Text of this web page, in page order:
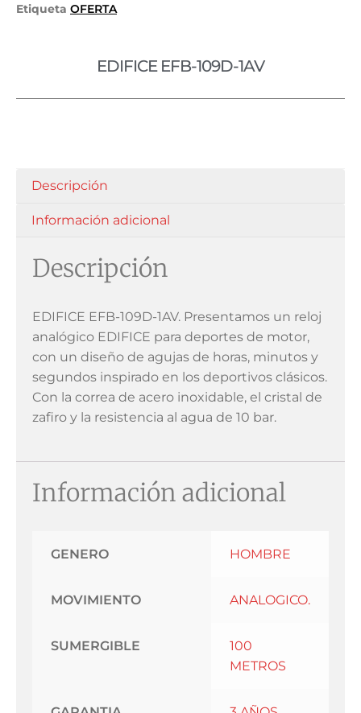
Etiqueta OFERTA
EDIFICE EFB-109D-1AV
Descripción
Información adicional
Descripción
EDIFICE EFB-109D-1AV. Presentamos un reloj
analógico EDIFICE para deportes de motor,
con un diseño de agujas de horas, minutos y
segundos inspirado en los deportivos clásicos.
Con la correa de acero inoxidable, el cristal de
zafiro y la resistencia al agua de 10 bar.
Información adicional
GENERO HOMBRE
MOVIMIENTO ANALOGICO.
SUMERGIBLE
100
METROS